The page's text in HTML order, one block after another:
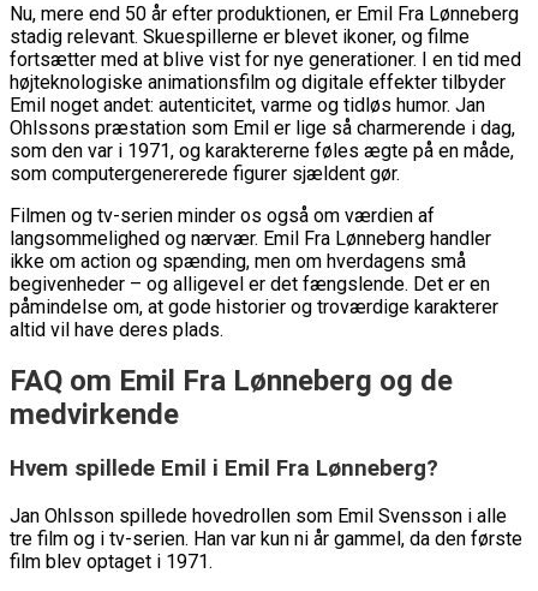
Nu, mere end 50 år efter produktionen, er Emil Fra Lønneberg
stadig relevant. Skuespillerne er blevet ikoner, og filme
fortsætter med at blive vist for nye generationer. I en tid med
højteknologiske animationsfilm og digitale effekter tilbyder
Emil noget andet: autenticitet, varme og tidløs humor. Jan
Ohlssons præstation som Emil er lige så charmerende i dag,
som den var i 1971, og karaktererne føles ægte på en måde,
som computergenererede figurer sjældent gør.
Filmen og tv-serien minder os også om værdien af
langsommelighed og nærvær. Emil Fra Lønneberg handler
ikke om action og spænding, men om hverdagens små
begivenheder – og alligevel er det fængslende. Det er en
påmindelse om, at gode historier og troværdige karakterer
altid vil have deres plads.
FAQ om Emil Fra Lønneberg og de
medvirkende
Hvem spillede Emil i Emil Fra Lønneberg?
Jan Ohlsson spillede hovedrollen som Emil Svensson i alle
tre film og i tv-serien. Han var kun ni år gammel, da den første
film blev optaget i 1971.